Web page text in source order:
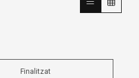
Finalitzat